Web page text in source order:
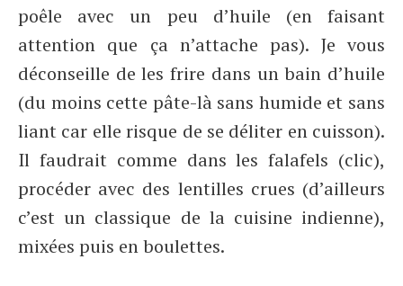
poêle avec un peu d’huile (en faisant
attention que ça n’attache pas). Je vous
déconseille de les frire dans un bain d’huile
(du moins cette pâte-là sans humide et sans
liant car elle risque de se déliter en cuisson).
Il faudrait comme dans les falafels (clic),
procéder avec des lentilles crues (d’ailleurs
c’est un classique de la cuisine indienne),
mixées puis en boulettes.